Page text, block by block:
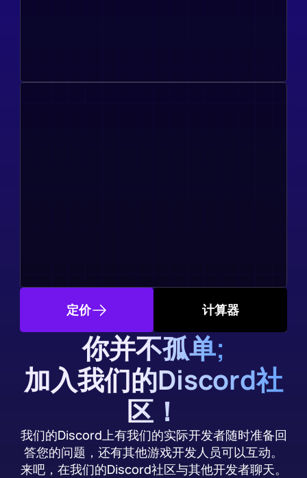
定价 计算器
你并不孤单;
加入我们的Discord社
区！
我们的Discord上有我们的实际开发者随时准备回
答您的问题，还有其他游戏开发人员可以互动。
来吧，在我们的Discord社区与其他开发者聊天。